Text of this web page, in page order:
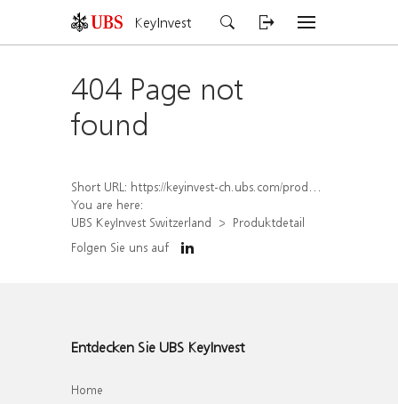
KeyInvest
404 Page not
found
Short URL: https://keyinvest-ch.ubs.com/produkt/detail/index/isin/CH1581629503
You are here:
UBS KeyInvest Switzerland
Produktdetail
Folgen Sie uns auf
Entdecken Sie UBS KeyInvest
Home